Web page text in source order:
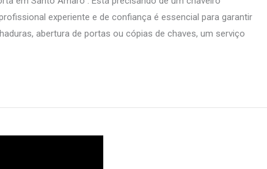
experiente e de confiança é essencial para garantir
abertura de portas ou cópias de chaves, um serviço